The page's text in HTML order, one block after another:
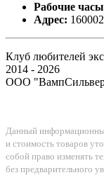
Рабочие
Адрес:
Клуб любителей
2014 - 2026
ООО
Данный
и стоимость товаров
собой право изменять
без предварительного